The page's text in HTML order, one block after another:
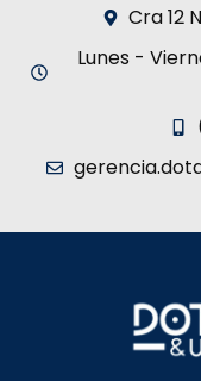
Cra 12
Lunes -